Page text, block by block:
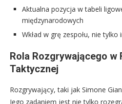
Aktualna pozycja w tabeli
międzynarodowych
Wkład w grę zespołu, nie
Rola Rozgrywającego w
Taktycznej
Rozgrywający, taki jak Simone
Jego zadaniem jest nie tylko